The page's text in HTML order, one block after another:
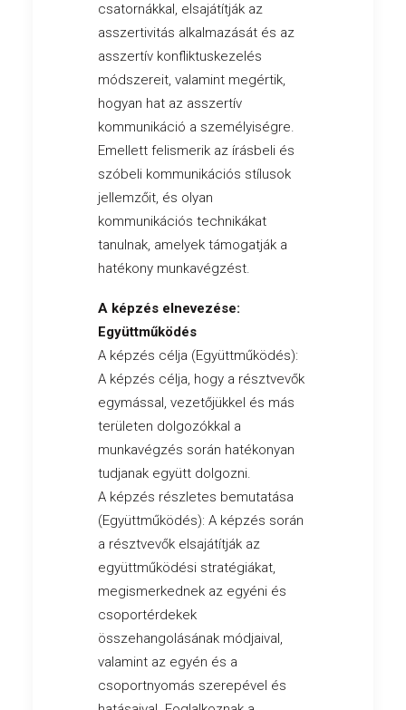
csatornákkal, elsajátítják az
asszertivitás alkalmazását és az
asszertív konfliktuskezelés
módszereit, valamint megértik,
hogyan hat az asszertív
kommunikáció a személyiségre.
Emellett felismerik az írásbeli és
szóbeli kommunikációs stílusok
jellemzőit, és olyan
kommunikációs technikákat
tanulnak, amelyek támogatják a
hatékony munkavégzést.
A képzés elnevezése:
Együttműködés
A képzés célja (Együttműködés):
A képzés célja, hogy a résztvevők
egymással, vezetőjükkel és más
területen dolgozókkal a
munkavégzés során hatékonyan
tudjanak együtt dolgozni.
A képzés részletes bemutatása
(Együttműködés): A képzés során
a résztvevők elsajátítják az
együttműködési stratégiákat,
megismerkednek az egyéni és
csoportérdekek
összehangolásának módjaival,
valamint az egyén és a
csoportnyomás szerepével és